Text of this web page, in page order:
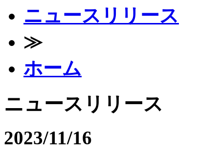
ニュースリリース
≫
ホーム
ニュースリリース
2023/11/16